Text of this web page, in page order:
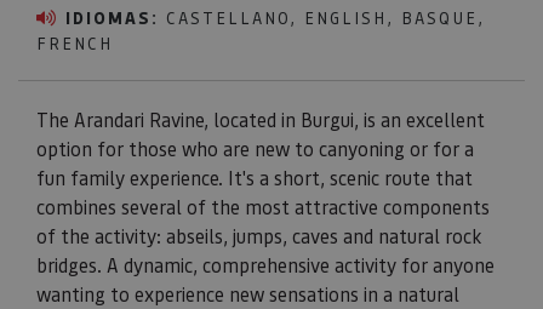
IDIOMAS: CASTELLANO, ENGLISH, BASQUE,
FRENCH
The Arandari Ravine, located in Burgui, is an excellent
option for those who are new to canyoning or for a
fun family experience. It's a short, scenic route that
combines several of the most attractive components
of the activity: abseils, jumps, caves and natural rock
bridges. A dynamic, comprehensive activity for anyone
wanting to experience new sensations in a natural